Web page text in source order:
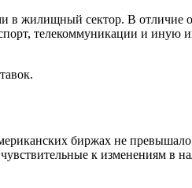
в жилищный сектор. В
телекоммуникации и иную
биржах не
к изменениям в